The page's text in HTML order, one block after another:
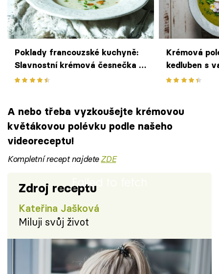
Poklady francouzské kuchyně:
Slavnostní krémová česnečka s
topinkou
Krémová
kedluben s
A nebo třeba vyzkoušejte krémovou
květákovou polévku podle našeho
videoreceptu!
Kompletní recept najdeteZDE
Failed to fetch
Zdroj receptu
Kateřina Jašková
Miluji svůj život